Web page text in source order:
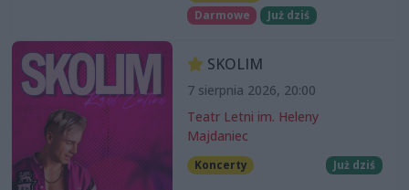
Darmowe
Już dziś
SKOLIM
7 sierpnia 2026, 20:00
Teatr Letni im. Heleny
Majdaniec
Koncerty Już dziś